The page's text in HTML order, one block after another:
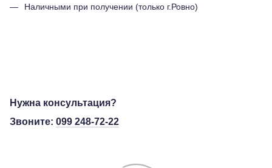
Наличными при получении (только г.Ровно)
Нужна консультация?
Звоните: 099 248-72-22